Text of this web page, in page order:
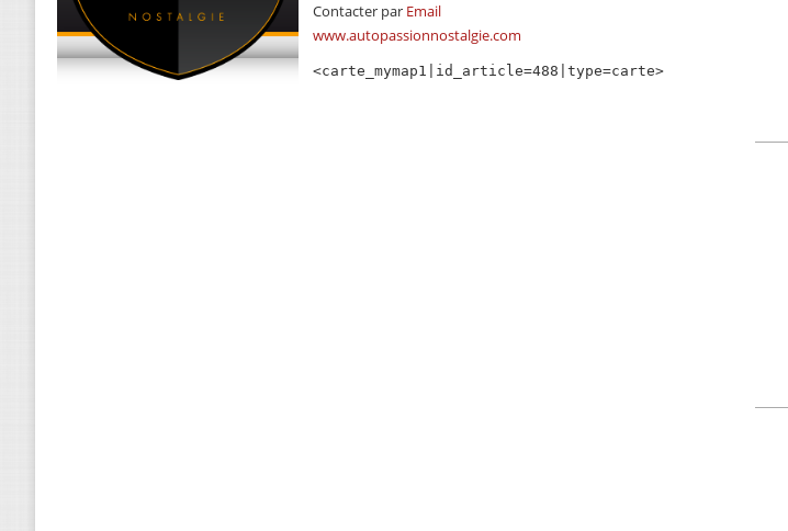
Contacter par Email
www.autopassionnostalgie.com
<carte_mymap1|id_article=488|type=carte>